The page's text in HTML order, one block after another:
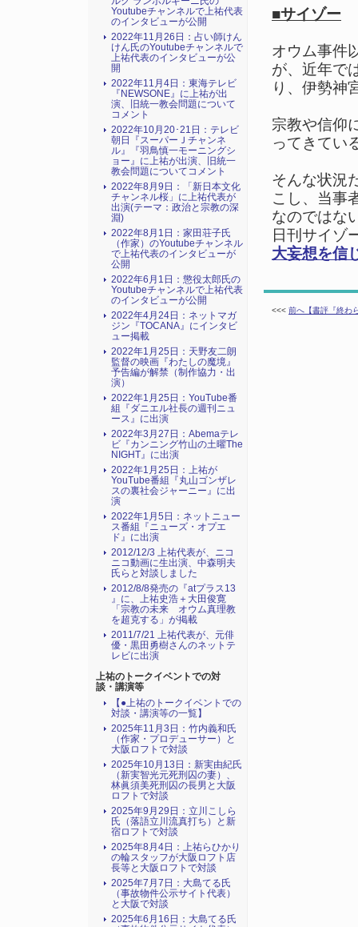
■サイゾー
オウム事件
が、近年で
り、伊勢神
宗教や信仰
ってきてい
そんな状況
こし、当事
なのではな
日刊サイゾ
大妄想を信
<<< 前へ【書評『終わ
Youtubeチャンネルで上祐代表
のインタビューが公開
2022年11月26日：占い師けん
けん氏のYoutubeチャンネルで
上祐代表のインタビューが公
開
2022年11月4日：東海テレビ
『NEWSONE』に上祐が出
演、旧統一教会問題について
コメント
2022年10月20･21日：テレビ
朝日『スーパーＪチャンネ
ル』『羽鳥慎一モーニングシ
ョー』に上祐が出演、旧統一
教会問題についてコメント
2022年8月9日：「新日本文化
チャンネル桜」に上祐代表が
出演(テーマ：政治と宗教の深
淵)
2022年8月1日：家田荘子氏
（作家）のYoutubeチャンネル
で上祐代表のインタビューが
公開
2022年6月1日：懲役太郎氏の
Youtubeチャンネルで上祐代表
のインタビューが公開
2022年4月24日：ネットマガ
ジン『TOCANA』にインタビ
ュー掲載
2022年1月25日：天野友二朗
監督の映画『わたしの魔境』
予告編が解禁（制作協力・出
演）
2022年1月25日：YouTube番
組『ダニエル社長の週刊ニュ
ース』に出演
2022年3月27日：Abemaテレ
ビ『カンニング竹山の土曜The
NIGHT』に出演
2022年1月25日：上祐が
YouTube番組『丸山ゴンザレ
スの裏社会ジャーニー』に出
演
2022年1月5日：ネットニュー
ス番組『ニューズ・オプエ
ド』に出演
2012/12/3 上祐代表が、ニコ
ニコ動画に生出演、中森明夫
氏らと対談しました
2012/8/8発売の『atプラス13
』に、上祐史浩＋大田俊寛
「宗教の未来 オウム真理教
を超克する」が掲載
2011/7/21 上祐代表が、元俳
優・黒田勇樹さんのネットテ
レビに出演
上祐のトークイベントでの対
談・講演等
【●上祐のトークイベントでの
対談・講演等の一覧】
2025年11月3日：竹内義和氏
（作家・プロデューサー）と
大阪ロフトで対談
2025年10月13日：新実由紀氏
（新実智光元死刑囚の妻）、
林眞須美死刑囚の長男と大阪
ロフトで対談
2025年9月29日：立川こしら
氏（落語立川流真打ち）と新
宿ロフトで対談
2025年8月4日：上祐らひかり
の輪スタッフが大阪ロフト店
長等と大阪ロフトで対談
2025年7月7日：大島てる氏
（事故物件公示サイト代表）
と大阪で対談
2025年6月16日：大島てる氏